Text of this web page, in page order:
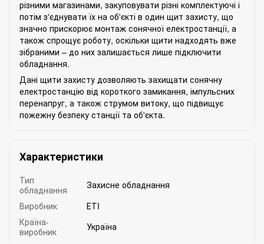
різними магазинами, закуповувати різні комплектуючі і
потім з'єднувати їх на об'єкті в один щит захисту, що
значно прискорює монтаж сонячної електростанції, а
також спрощує роботу, оскільки щити надходять вже
зібраними – до них залишається лише підключити
обладнання.
Дані щити захисту дозволяють захищати сонячну
електростанцію від короткого замикання, імпульсних
перенапруг, а також струмом витоку, що підвищує
пожежну безпеку станції та об'єкта.
Характеристики
Тип
обладнання
Захисне обладнання
Виробник
ЕТI
Країна-
виробник
Україна